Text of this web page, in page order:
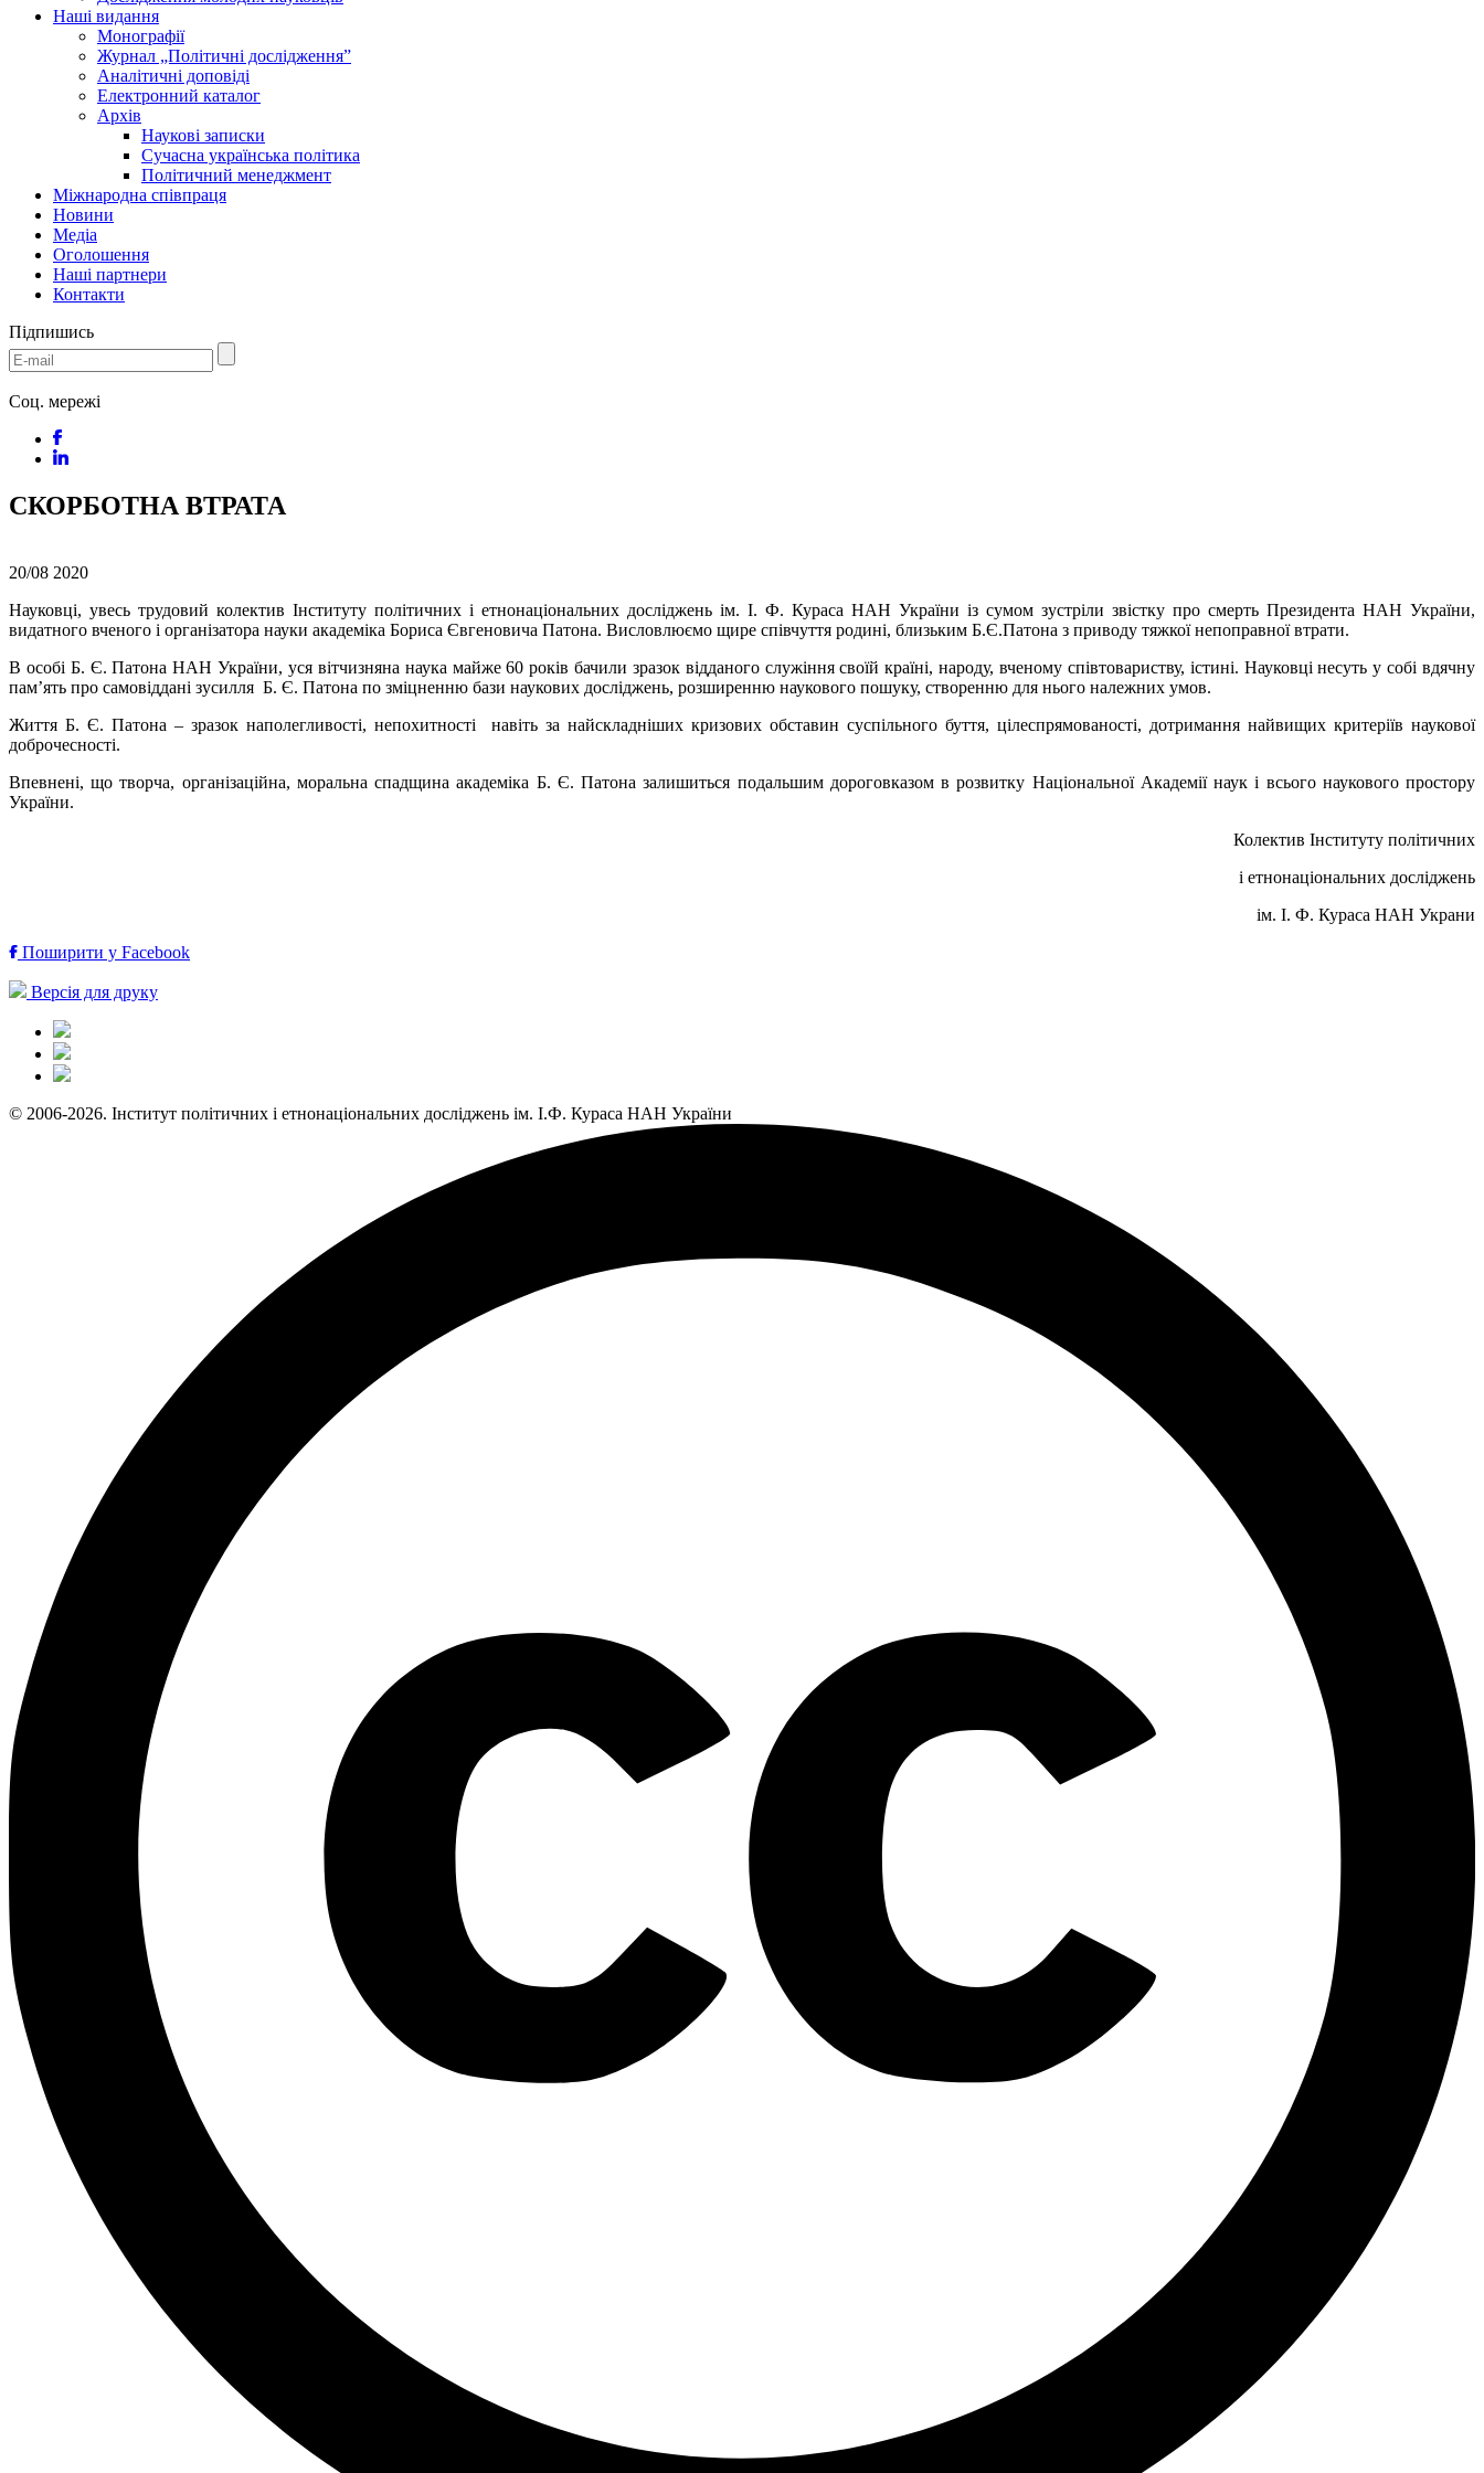
Наші видання
Монографії
Журнал „Політичні дослідження”
Аналітичні доповіді
Електронний каталог
Архів
Наукові записки
Сучасна українська політика
Політичний менеджмент
Міжнародна співпраця
Новини
Медіa
Оголошення
Наші партнери
Контакти
Підпишись
Соц. мережі
СКОРБОТНА ВТРАТА
20/08 2020
Науковці, увесь трудовий колектив Інституту політичних і етнонаціональних досліджень ім. І. Ф. Кураса НАН України із сумом зустріли звістку про смерть Президента НАН України,
видатного вченого і організатора науки академіка Бориса Євгеновича Патона. Висловлюємо щире співчуття родині, близьким Б.Є.Патона з приводу тяжкої непоправної втрати.
В особі Б. Є. Патона НАН України, уся вітчизняна наука майже 60 років бачили зразок відданого служіння своїй країні, народу, вченому співтовариству, істині. Науковці несуть у собі вдячну
пам’ять про самовіддані зусилля Б. Є. Патона по зміцненню бази наукових досліджень, розширенню наукового пошуку, створенню для нього належних умов.
Життя Б. Є. Патона – зразок наполегливості, непохитності навіть за найскладніших кризових обставин суспільного буття, цілеспрямованості, дотримання найвищих критеріїв наукової
доброчесності.
Впевнені, що творча, організаційна, моральна спадщина академіка Б. Є. Патона залишиться подальшим дороговказом в розвитку Національної Академії наук і всього наукового простору
України.
Колектив Інституту політичних
і етнонаціональних досліджень
ім. І. Ф. Кураса НАН Украни
Поширити у Facebook
Версія для друку
© 2006-2026. Інститут політичних і етнонаціональних досліджень ім. І.Ф. Кураса НАН України